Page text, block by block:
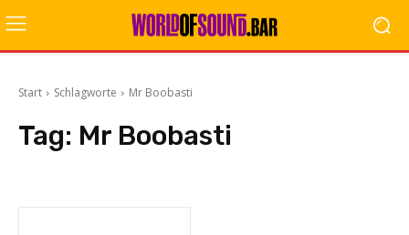
Start Schlagworte Mr Boobasti
Tag: Mr Boobasti